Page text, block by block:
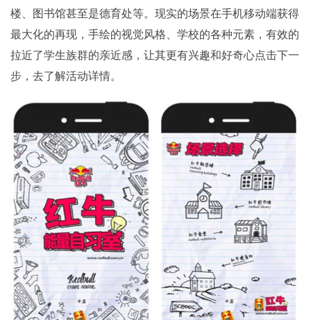
楼、图书馆甚至是德育处等。现实的场景在手机移动端获得
最大化的再现，手绘的视觉风格、学校的各种元素，有效的
拉近了学生族群的亲近感，让其更有兴趣和好奇心点击下一
步，去了解活动详情。